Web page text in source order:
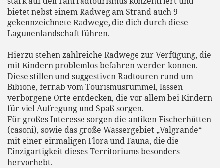
bietet nebst einem Radweg am Strand auch 9
gekennzeichnete Radwege, die dich durch diese
Lagunenlandschaft führen.
Hierzu stehen zahlreiche Radwege zur Verfügung, die
mit Kindern problemlos befahren werden können.
Diese stillen und suggestiven Radtouren rund um
Bibione, fernab vom Tourismusrummel, lassen
verborgene Orte entdecken, die vor allem bei Kindern
für viel Aufregung und Spaß sorgen.
Für großes Interesse sorgen die antiken Fischerhütten
(casoni), sowie das große Wassergebiet „Valgrande“
mit einer einmaligen Flora und Fauna, die die
Einzigartigkeit dieses Territoriums besonders
hervorhebt.